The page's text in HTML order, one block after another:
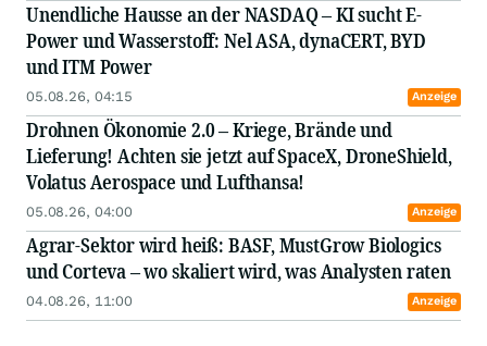
Unendliche Hausse an der NASDAQ – KI sucht E-
Power und Wasserstoff: Nel ASA, dynaCERT, BYD
und ITM Power
05.08.26, 04:15 Anzeige
Drohnen Ökonomie 2.0 – Kriege, Brände und
Lieferung! Achten sie jetzt auf SpaceX, DroneShield,
Volatus Aerospace und Lufthansa!
05.08.26, 04:00 Anzeige
Agrar-Sektor wird heiß: BASF, MustGrow Biologics
und Corteva – wo skaliert wird, was Analysten raten
04.08.26, 11:00 Anzeige